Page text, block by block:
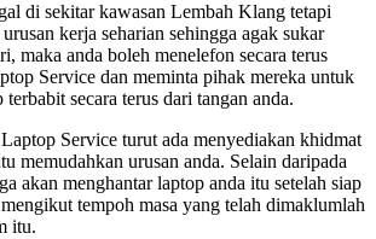
di sekitar kawasan Lembah Klang tetapi
kerja seharian sehingga agak sukar
maka anda boleh menelefon secara terus
Service dan meminta pihak mereka untuk
secara terus dari tangan anda.
Service turut ada menyediakan khidmat
memudahkan urusan anda. Selain daripada
akan menghantar laptop anda itu setelah siap
tempoh masa yang telah dimaklumlah
itu.